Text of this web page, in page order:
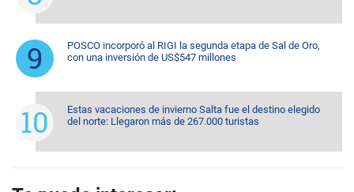
POSCO incorporó al RIGI la segunda etapa de Sal de Oro,
con una inversión de US$547 millones
Estas vacaciones de invierno Salta fue el destino elegido
del norte: Llegaron más de 267.000 turistas